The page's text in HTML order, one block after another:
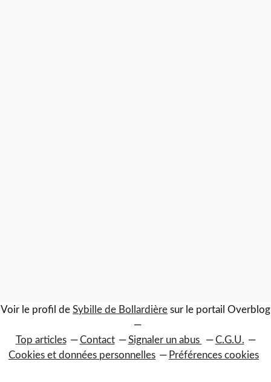
Voir le profil de Sybille de Bollardière sur le portail Overblog
Top articles Contact Signaler un abus
C.G.U.
Cookies et données personnelles
Préférences cookies